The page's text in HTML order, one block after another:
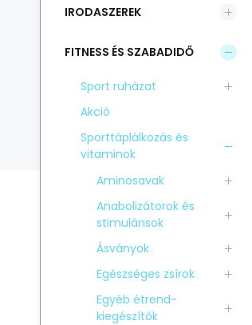
IRODASZEREK
FITNESS ÉS SZABADIDŐ
Sport ruházat
Akció
Sporttáplálkozás és
vitaminok
Aminosavak
Anabolizátorok és
stimulánsok
Ásványok
Egészséges zsírok
Egyéb étrend-
kiegészítők